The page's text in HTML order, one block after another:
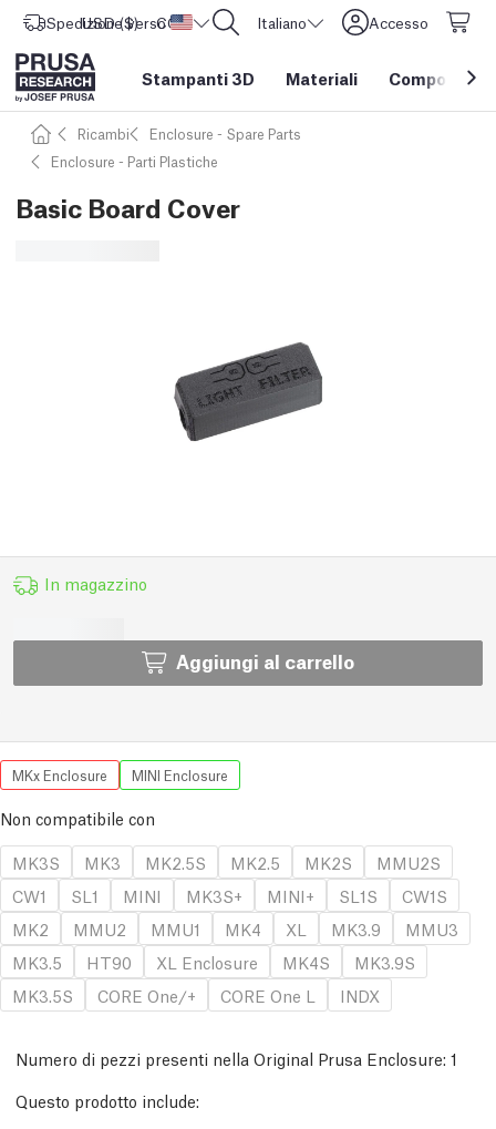
Spedizione verso Stati Uniti d'America
USD ($) CORE One L: Ora disponibile! Italiano Accesso
Stampanti 3D Materiali Componenti
Ricambi
Enclosure - Spare Parts
Enclosure - Parti Plastiche
Basic Board Cover
In magazzino
Aggiungi al carrello
MKx Enclosure MINI Enclosure
Non compatibile con
MK3S
MK3 MK2.5S MK2.5 MK2S
MMU2S
CW1
SL1 MINI MK3S+ MINI+ SL1S
CW1S
MK2
MMU2 MMU1 MK4 XL MK3.9
MMU3
MK3.5
HT90 XL Enclosure MK4S
MK3.9S
MK3.5S
CORE One/+ CORE One L INDX
Numero di pezzi presenti nella Original Prusa Enclosure: 1
Questo prodotto include: